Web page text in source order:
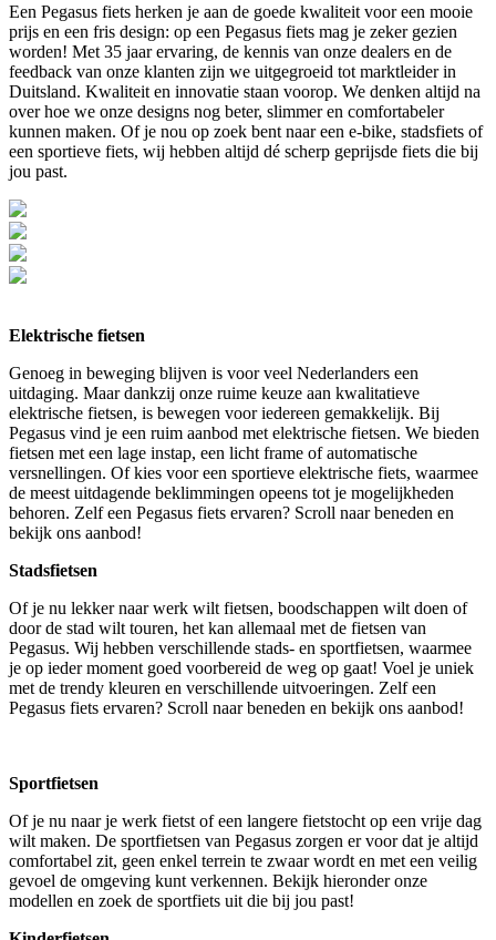
Een Pegasus fiets herken je aan de goede kwaliteit voor een mooie
prijs en een fris design: op een Pegasus fiets mag je zeker gezien
worden! Met 35 jaar ervaring, de kennis van onze dealers en de
feedback van onze klanten zijn we uitgegroeid tot marktleider in
Duitsland. Kwaliteit en innovatie staan voorop. We denken altijd na
over hoe we onze designs nog beter, slimmer en comfortabeler
kunnen maken. Of je nou op zoek bent naar een e-bike, stadsfiets of
een sportieve fiets, wij hebben altijd dé scherp geprijsde fiets die bij
jou past.
Elektrische fietsen
Genoeg in beweging blijven is voor veel Nederlanders een
uitdaging. Maar dankzij onze ruime keuze aan kwalitatieve
elektrische fietsen, is bewegen voor iedereen gemakkelijk. Bij
Pegasus vind je een ruim aanbod met elektrische fietsen. We bieden
fietsen met een lage instap, een licht frame of automatische
versnellingen. Of kies voor een sportieve elektrische fiets, waarmee
de meest uitdagende beklimmingen opeens tot je mogelijkheden
behoren. Zelf een Pegasus fiets ervaren? Scroll naar beneden en
bekijk ons aanbod!
Stadsfietsen
Of je nu lekker naar werk wilt fietsen, boodschappen wilt doen of
door de stad wilt touren, het kan allemaal met de fietsen van
Pegasus. Wij hebben verschillende stads- en sportfietsen, waarmee
je op ieder moment goed voorbereid de weg op gaat! Voel je uniek
met de trendy kleuren en verschillende uitvoeringen. Zelf een
Pegasus fiets ervaren? Scroll naar beneden en bekijk ons aanbod!
Sportfietsen
Of je nu naar je werk fietst of een langere fietstocht op een vrije dag
wilt maken. De sportfietsen van Pegasus zorgen er voor dat je altijd
comfortabel zit, geen enkel terrein te zwaar wordt en met een veilig
gevoel de omgeving kunt verkennen. Bekijk hieronder onze
modellen en zoek de sportfiets uit die bij jou past!